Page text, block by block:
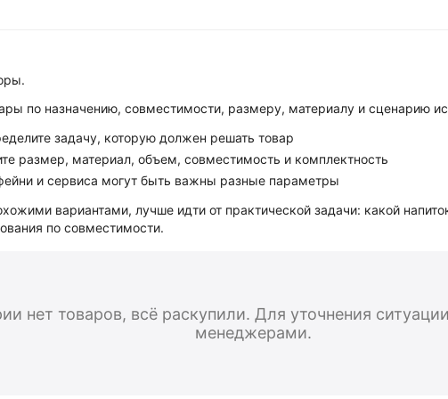
по назначению, совместимости, размеру, материалу и сценарию
задачу, которую должен решать товар
размер, материал, объем, совместимость и комплектность
и сервиса могут быть важны разные параметры
вариантами, лучше идти от практической задачи: какой
по совместимости.
нет товаров, всё раскупили. Для уточнения
менеджерами.